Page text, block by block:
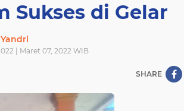
Sukses di Gelar
Yandri
| Maret 07, 2022 WIB
SHARE